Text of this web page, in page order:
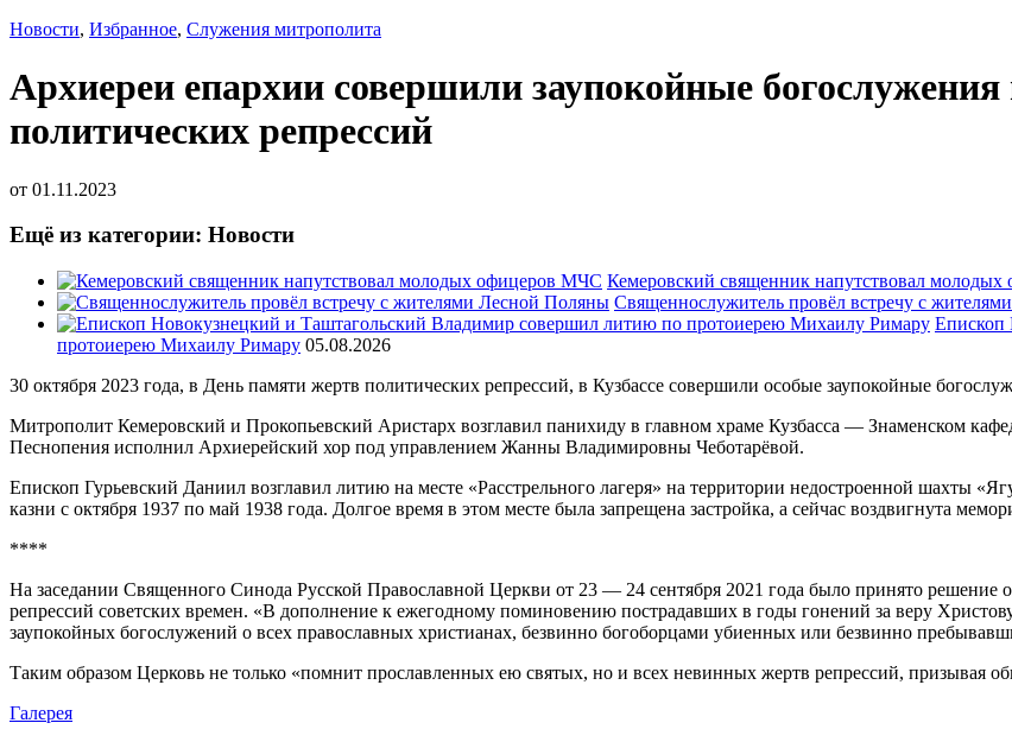
Новости, Избранное, Служения митрополита
Архиереи епархии совершили заупокойные
политических репрессий
от 01.11.2023
Ещё из категории: Новости
Кемеровский священник напутствовал
Священнослужитель провёл встречу с
Епископ
протоиерею Михаилу Римару 05.08.2026
30 октября 2023 года, в День памяти жертв политических репрессий, в Кузбассе совершили особые заупокойные
Митрополит Кемеровский и Прокопьевский Аристарх возглавил панихиду в главном храме Кузбасса — Знаменском
Песнопения исполнил Архиерейский хор под управлением Жанны Владимировны Чеботарёвой.
Епископ Гурьевский Даниил возглавил литию на месте «Расстрельного лагеря» на территории недостроенной шахты
казни с октября 1937 по май 1938 года. Долгое время в этом месте была запрещена застройка, а сейчас воздвигнута
****
На заседании Священного Синода Русской Православной Церкви от 23 — 24 сентября 2021 года было принято решение
репрессий советских времен. «В дополнение к ежегодному поминовению пострадавших в годы гонений за веру
заупокойных богослужений о всех православных христианах, безвинно богоборцами убиенных или безвинно
Таким образом Церковь не только «помнит прославленных ею святых, но и всех невинных жертв репрессий, призывая
Галерея